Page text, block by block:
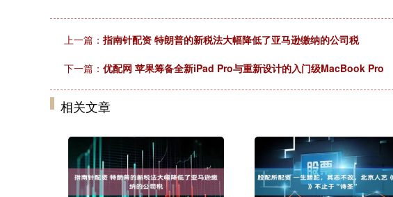
上一篇： 指南针配资 特朗普的新税法大幅降低了亚马逊缴纳的公司税
下一篇： 优配网 苹果筹备全新iPad Pro与重新设计的入门级MacBook Pro
相关文章